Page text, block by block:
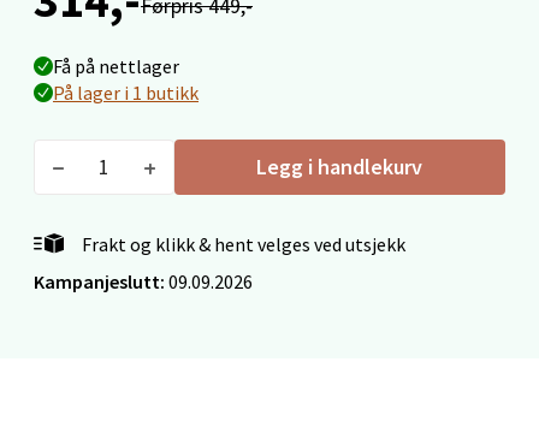
Førpris 449,-
Få på nettlager
På lager i 1 butikk
Legg i handlekurv
Frakt og klikk & hent velges ved utsjekk
Kampanjeslutt: 09.09.2026
Fridtjof Nansensgate 22, 8622 Mo i Rana
Åpent i dag 09-19
0 i butikk